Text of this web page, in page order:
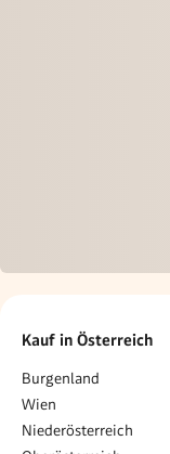
Kauf in Österreich
Burgenland
Wien
Niederösterreich